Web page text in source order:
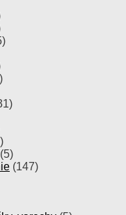
(5)
(147)